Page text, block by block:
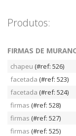
Produtos:
FIRMAS DE
chapeu (#ref: 526)
facetada (#ref: 523)
facetada (#ref: 524)
firmas (#ref: 528)
firmas (#ref: 527)
firmas (#ref: 525)